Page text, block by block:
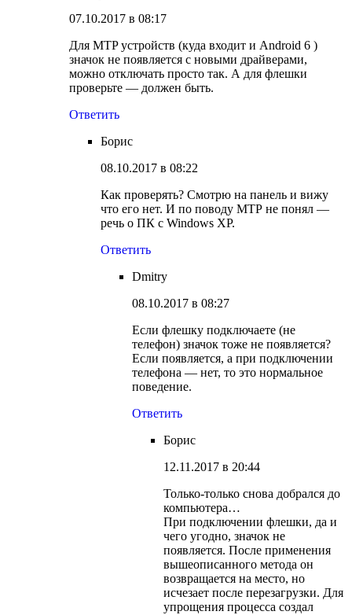
07.10.2017 в 08:17
Для MTP устройств (куда входит и Android 6 )
значок не появляется с новыми драйверами,
можно отключать просто так. А для флешки
проверьте — должен быть.
Ответить
Борис
08.10.2017 в 08:22
Как проверять? Смотрю на панель и вижу
что его нет. И по поводу МТР не понял —
речь о ПК с Windows XP.
Ответить
Dmitry
08.10.2017 в 08:27
Если флешку подключаете (не
телефон) значок тоже не появляется?
Если появляется, а при подключении
телефона — нет, то это нормальное
поведение.
Ответить
Борис
12.11.2017 в 20:44
Только-только снова добрался до
компьютера…
При подключении флешки, да и
чего угодно, значок не
появляется. После применения
вышеописанного метода он
возвращается на место, но
исчезает после перезагрузки. Для
упрощения процесса создал